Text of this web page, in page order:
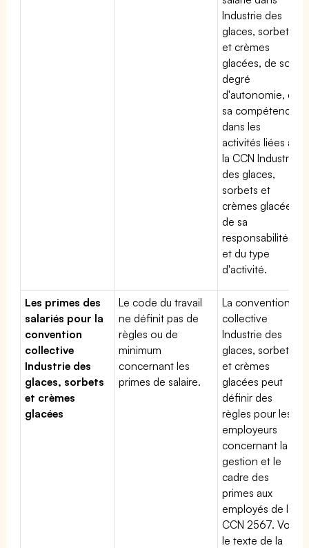
Industrie des
glaces, sorbets
et crèmes
glacées, de son
degré
d'autonomie, de
sa compétence
dans les
activités liées à
la CCN Industrie
des glaces,
sorbets et
crèmes glacées,
de sa
responsabilité
et du type
d'activité.
Les primes des
salariés pour la
convention
collective
Industrie des
glaces, sorbets
et crèmes
glacées
Le code du travail
ne définit pas de
règles ou de
minimum
concernant les
primes de salaire.
La convention
collective
Industrie des
glaces, sorbets
et crèmes
glacées peut
définir des
règles pour les
employeurs
concernant la
gestion et le
cadre des
primes aux
employés de la
CCN 2567. Voir
le texte de la